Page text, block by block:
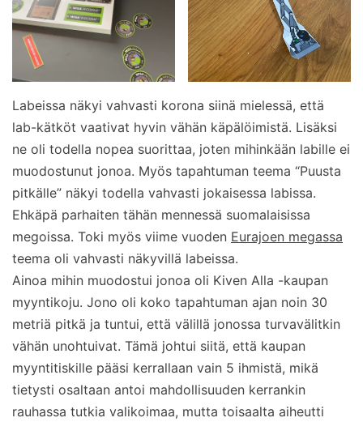
Labeissa näkyi vahvasti korona siinä mielessä, että
lab-kätköt vaativat hyvin vähän käpälöimistä. Lisäksi
ne oli todella nopea suorittaa, joten mihinkään labille ei
muodostunut jonoa. Myös tapahtuman teema “Puusta
pitkälle” näkyi todella vahvasti jokaisessa labissa.
Ehkäpä parhaiten tähän mennessä suomalaisissa
megoissa. Toki myös viime vuoden Eurajoen megassa
teema oli vahvasti näkyvillä labeissa.
Ainoa mihin muodostui jonoa oli Kiven Alla -kaupan
myyntikoju. Jono oli koko tapahtuman ajan noin 30
metriä pitkä ja tuntui, että välillä jonossa turvavälitkin
vähän unohtuivat. Tämä johtui siitä, että kaupan
myyntitiskille pääsi kerrallaan vain 5 ihmistä, mikä
tietysti osaltaan antoi mahdollisuuden kerrankin
rauhassa tutkia valikoimaa, mutta toisaalta aiheutti